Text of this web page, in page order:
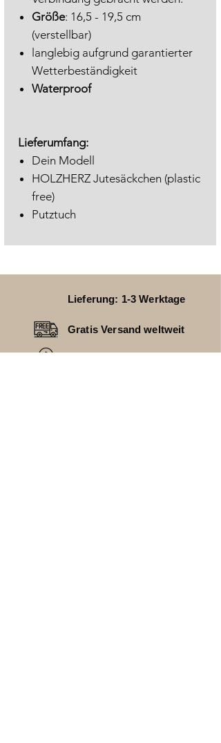
Größe: 16,5 - 19,5 cm
(verstellbar)
langlebig aufgrund garantierter
Wetterbeständigkeit
Waterproof
Lieferumfang:
Dein Modell
HOLZHERZ Jutesäckchen (plastic
free)
Putztuch
Lieferung: 1-3 Werktage
Gratis Versand weltweit